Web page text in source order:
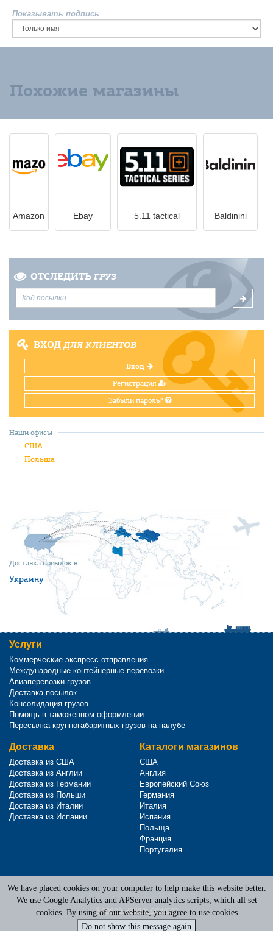
Показывать подпись
Похожие магазины
Amazon Ebay 5.11 tactical Вaldinini
ОТСЛЕДИТЬ ГРУЗ
ВХОДДЛЯ КЛИЕНТОВ
Вход
Регистрация
Забыли пароль?
Доставка посылок в
Украину
Наши офисы
США
Польша
Услуги
Коммерческие экспресс-отправления
Международные контейнерные перевозки
Авиаперевозки грузов
Доставка посылок
Консолидация грузов
Помощь в таможенном оформлении
Пересылка крупногабаритных грузов на палубе
Доставка
Доставка из США
Доставка из Англии
Доставка из Германии
Доставка из Польши
Доставка из Италии
Доставка из Испании
Каталоги магазинов
США
Англия
Европейский Союз
Германия
Италия
Испания
Польща
Франция
Португалия
Terms of Service
Privacy Policy
Адреса наших офисов
We have placed cookies on your computer to help make this website better.
We use Google Analytics and APServer analytics scripts, which all set
cookies. By using of our website, you agree to use cookies
Do not show this message again